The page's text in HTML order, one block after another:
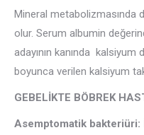
Mineral
olur. Serum albumin
adayının kanında kalsiyum
boyunca verilen kalsiyum
GEBELİKTE BÖBREK
Asemptomatik bakteriüri: